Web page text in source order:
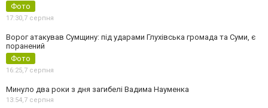
Фото
17:30,7 серпня
Ворог атакував Сумщину: під ударами Глухівська громада та Суми, є
поранений
Фото
16:25,7 серпня
Минуло два роки з дня загибелі Вадима Науменка
13:54,7 серпня